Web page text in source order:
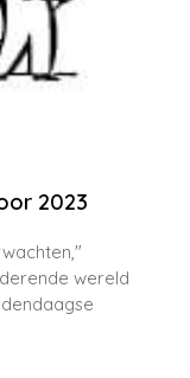
2023
wereld